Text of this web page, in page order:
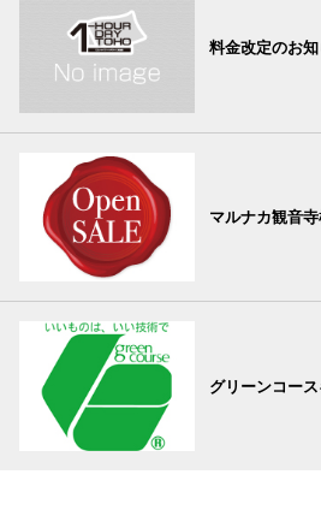
料金改定のお
マルナカ観音
グリーンコー